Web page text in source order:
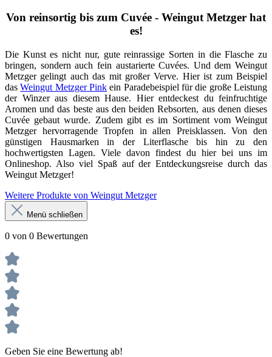
Von reinsortig bis zum Cuvée - Weingut Metzger hat
es!
Die Kunst es nicht nur, gute reinrassige Sorten in die Flasche zu
bringen, sondern auch fein austarierte Cuvées. Und dem Weingut
Metzger gelingt auch das mit großer Verve. Hier ist zum Beispiel
dasWeingut Metzger Pink ein Paradebeispiel für die große Leistung
der Winzer aus diesem Hause. Hier entdeckest du feinfruchtige
Aromen und das beste aus den beiden Rebsorten, aus denen dieses
Cuvée gebaut wurde. Zudem gibt es im Sortiment vom Weingut
Metzger hervorragende Tropfen in allen Preisklassen. Von den
günstigen Hausmarken in der Literflasche bis hin zu den
hochwertigsten Lagen. Viele davon findest du hier bei uns im
Onlineshop. Also viel Spaß auf der Entdeckungsreise durch das
Weingut Metzger!
Weitere Produkte von Weingut Metzger
Menü schließen
0 von 0 Bewertungen
Geben Sie eine Bewertung ab!